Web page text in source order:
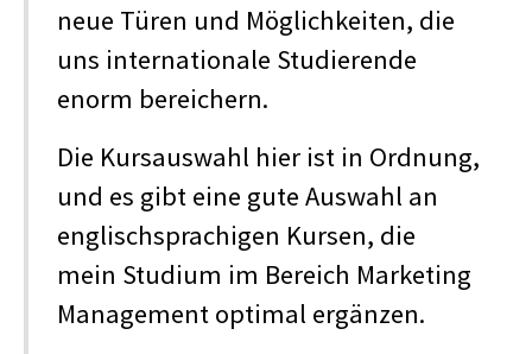
neue Türen und Möglichkeiten, die
uns internationale Studierende
enorm bereichern.
Die Kursauswahl hier ist in Ordnung,
und es gibt eine gute Auswahl an
englischsprachigen Kursen, die
mein Studium im Bereich Marketing
Management optimal ergänzen.